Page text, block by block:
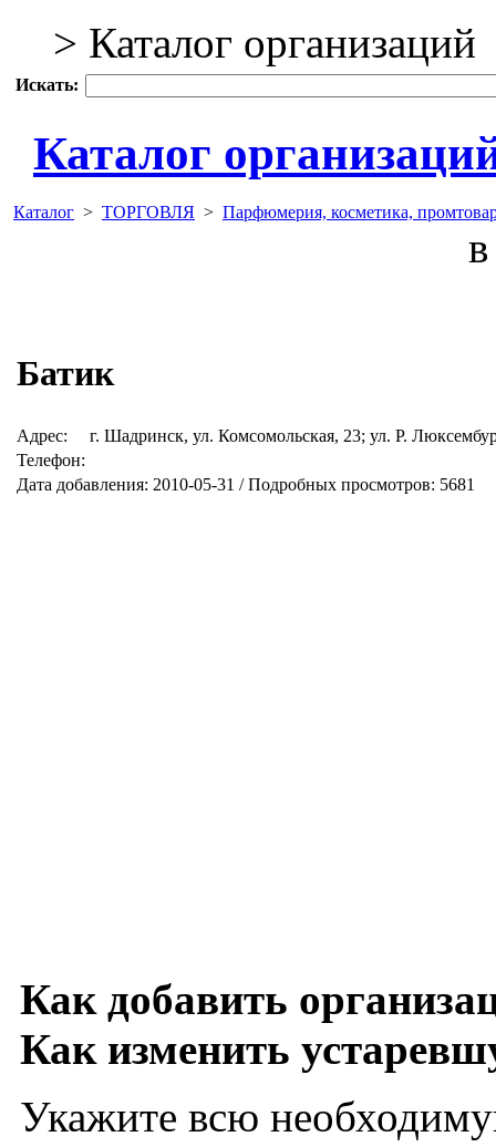
> Каталог организаций
Искать:
Каталог
Каталог > ТОРГОВЛЯ > Парфюмерия, косметика,
Батик
Адрес:
г. Шадринск, ул. Комсомольская, 23; ул. Р.
Телефон:
Дата добавления: 2010-05-31 / Подробных просмотров: 5681
Как добавить
Как изменить
Укажите всю